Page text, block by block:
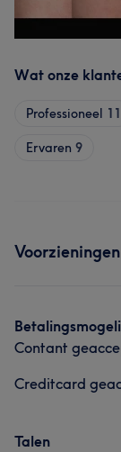
Wat onze
Professioneel 11
Ervaren 9
Voorzieningen
Contant
Creditcard
Talen